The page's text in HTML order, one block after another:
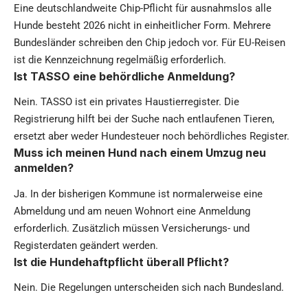
Eine deutschlandweite Chip-Pflicht für ausnahmslos alle
Hunde besteht 2026 nicht in einheitlicher Form. Mehrere
Bundesländer schreiben den Chip jedoch vor. Für EU-Reisen
ist die Kennzeichnung regelmäßig erforderlich.
Ist TASSO eine behördliche Anmeldung?
Nein. TASSO ist ein privates Haustierregister. Die
Registrierung hilft bei der Suche nach entlaufenen Tieren,
ersetzt aber weder Hundesteuer noch behördliches Register.
Muss ich meinen Hund nach einem Umzug neu
anmelden?
Ja. In der bisherigen Kommune ist normalerweise eine
Abmeldung und am neuen Wohnort eine Anmeldung
erforderlich. Zusätzlich müssen Versicherungs- und
Registerdaten geändert werden.
Ist die Hundehaftpflicht überall Pflicht?
Nein. Die Regelungen unterscheiden sich nach Bundesland.